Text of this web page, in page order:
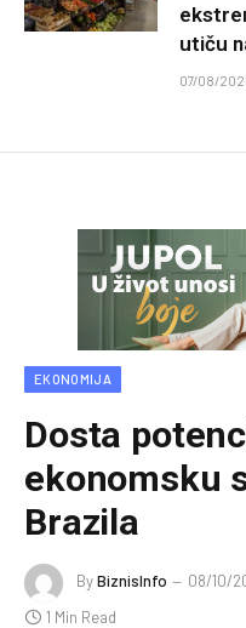
utiču
07/08/
EKONOMIJA
Dosta
ekonomsku
Brazila
ByBiznisInfo 08/10/
1 Min Read